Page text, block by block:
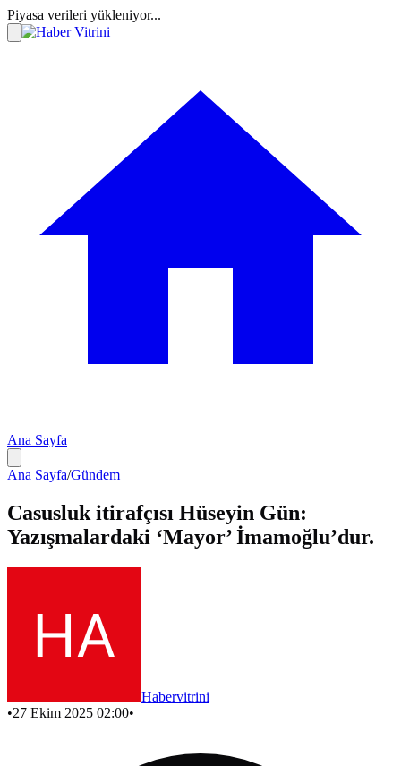
Piyasa verileri yükleniyor...
Ana Sayfa
Ana Sayfa/Gündem
Casusluk itirafçısı Hüseyin Gün:
Yazışmalardaki ‘Mayor’ İmamoğlu’dur.
Habervitrini
•27 Ekim 2025 02:00•